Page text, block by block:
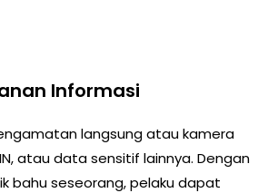
Informasi
langsung atau kamera
atau data sensitif lainnya. Dengan
bahu seseorang, pelaku dapat